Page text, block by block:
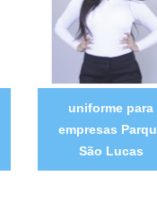
uniforme para
empresas
São Lucas